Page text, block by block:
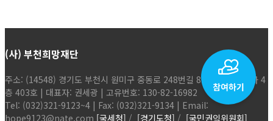
(사) 부천희망재단
주소: (14548) 경기도 부천시 원미구 중동로 248번길 86, 현해탑프라자 4
층 403호 | 대표자: 권세광 | 고유번호: 130-82-16982
Tel: (032)321-9123~4 | Fax: (032)321-9134 | Email:
hope9123@nate.com [국세청] / [경기도청] / [국민권익위원회]